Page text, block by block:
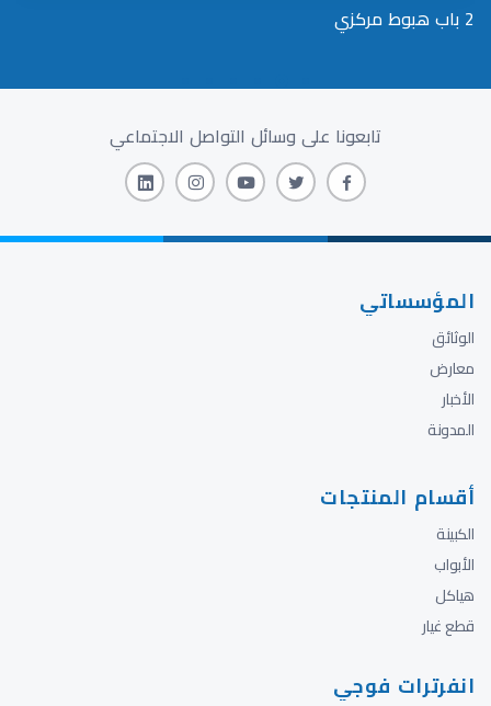
تابعونا على وسائل التواصل الاجتماعي
المؤسساتي
الوثائق
معارض
الأخبار
المدونة
أقسام المنتجات
الكبينة
الأبواب
هياكل
قطع غيار
انفرترات فوجي